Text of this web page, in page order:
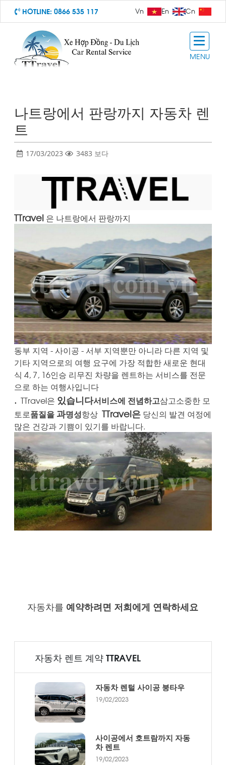
HOTLINE:0866 535 117 Vn En Cn
MENU
나트랑에서 판랑까지 자동차 렌
트
17/03/2023 3483 보다
TTravel 은 나트랑에서 판랑까지
동부 지역 - 사이공 - 서부 지역뿐만 아니라 다른 지역 및
기타 지역으로의 여행 요구에 가장 적합한 새로운 현대
식 4, 7, 16인승 리무진 차량을 렌트하는 서비스를 전문
으로 하는 여행사입니다
. TTravel은 있습니다서비스에 전념하고삼고소중한 모
토로품질을 과명성항상TTravel은 당신의 발견 여정에
많은 건강과 기쁨이 있기를 바랍니다.
자동차를 예약하려면 저희에게 연락하세요
자동차 렌트 계약 TTRAVEL
자동차 렌털 사이공 붕타우
19/02/2023
사이공에서 호트람까지 자동
차 렌트
19/02/2023